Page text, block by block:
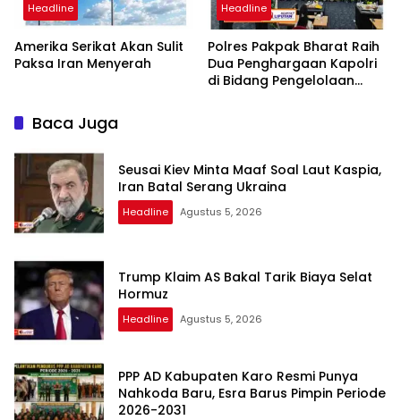
Headline
Amerika Serikat Akan Sulit
Paksa Iran Menyerah
Headline
Polres Pakpak Bharat Raih
Dua Penghargaan Kapolri
di Bidang Pengelolaan
Baca Juga
Seusai Kiev Minta Maaf Soal Laut Kaspia,
Iran Batal Serang Ukraina
Headline Agustus 5, 2026
Trump Klaim AS Bakal Tarik Biaya Selat
Hormuz
Headline Agustus 5, 2026
PPP AD Kabupaten Karo Resmi Punya
Nahkoda Baru, Esra Barus Pimpin Periode
2026-2031